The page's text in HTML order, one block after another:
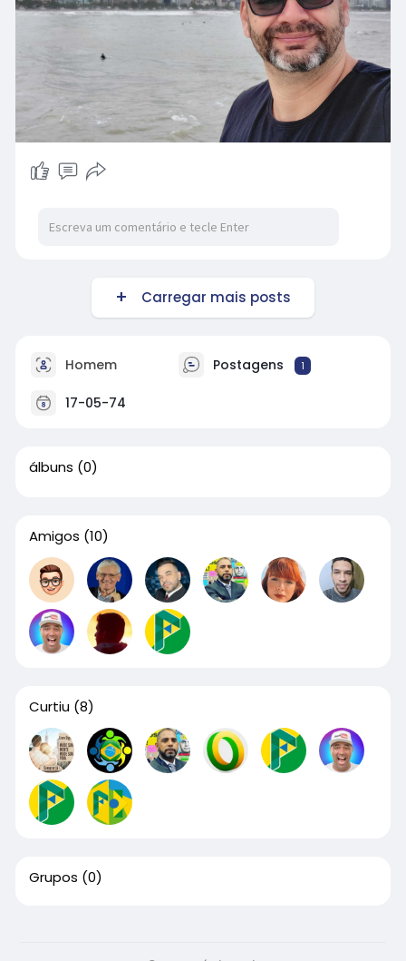
Carregar mais posts
Homem Postagens 1
17-05-74
álbuns (0)
Amigos (10)
Curtiu (8)
Grupos (0)